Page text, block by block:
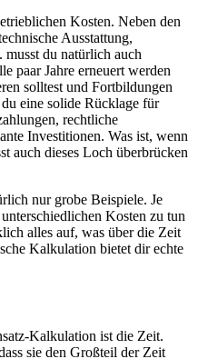
Kosten. Neben den
Ausstattung,
musst du natürlich auch
paar Jahre erneuert werden
solltest und Fortbildungen
eine solide Rücklage für
rechtliche
Investitionen. Was ist, wenn
auch dieses Loch überbrücken
nur grobe Beispiele. Je
Kosten zu tun
alles auf, was über die Zeit
Kalkulation bietet dir echte
Kalkulation ist die Zeit.
sie den Großteil der Zeit